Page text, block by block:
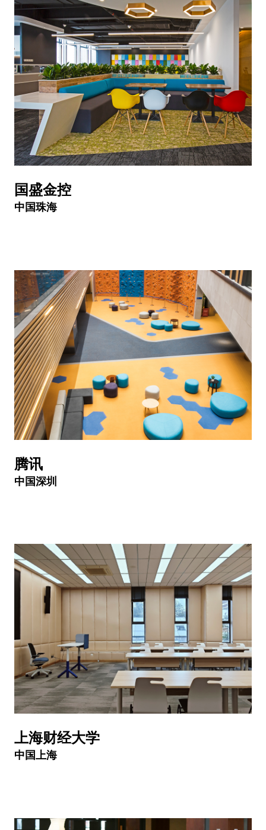
国盛金控
中国珠海
腾讯
中国深圳
上海财经大学
中国上海